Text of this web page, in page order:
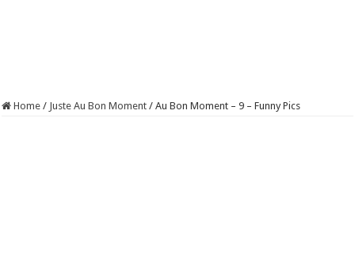
Home / Juste Au Bon Moment / Au Bon Moment – 9 – Funny Pics